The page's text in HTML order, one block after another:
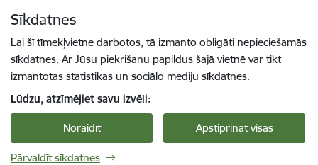
Sīkdatnes
Lai šī tīmekļvietne darbotos, tā izmanto obligāti nepieciešamās
sīkdatnes. Ar Jūsu piekrišanu papildus šajā vietnē var tikt
izmantotas statistikas un sociālo mediju sīkdatnes.
Lūdzu, atzīmējiet savu izvēli:
Noraidīt Apstiprināt visas
Pārvaldīt sīkdatnes